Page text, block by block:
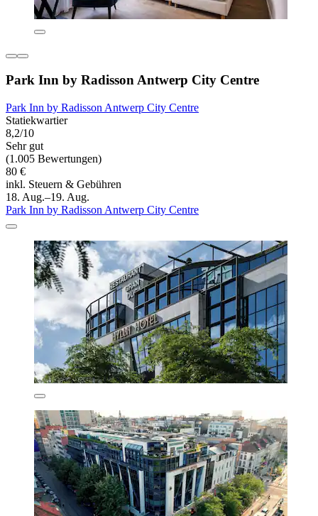
Park Inn by Radisson Antwerp City Centre
Park Inn by Radisson Antwerp City Centre
Statiekwartier
8,2/10
Sehr gut
(1.005 Bewertungen)
80 €
inkl. Steuern & Gebühren
18. Aug.–19. Aug.
Park Inn by Radisson Antwerp City Centre